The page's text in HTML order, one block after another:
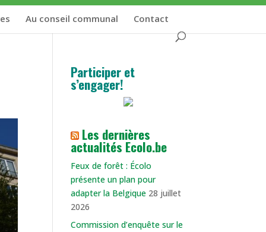
Au conseil communal Contact
Participer et
s’engager!
Les dernières
actualités Ecolo.be
​Feux de forêt : Écolo
présente un plan pour
adapter la Belgique 28 juillet
2026
Commission d’enquête sur le